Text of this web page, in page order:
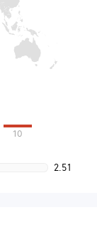
10
2.51